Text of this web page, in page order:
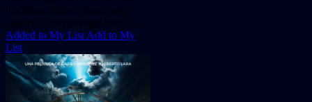
tincidunt finibus ipsum, eget
aliquet elit scelerisque non. In...
Added to My List Add to My
List